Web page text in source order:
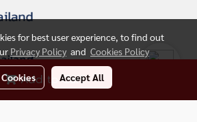
Add to Cart
for best user experience, to find out
Privacy Policy and Cookies Policy
Accept All